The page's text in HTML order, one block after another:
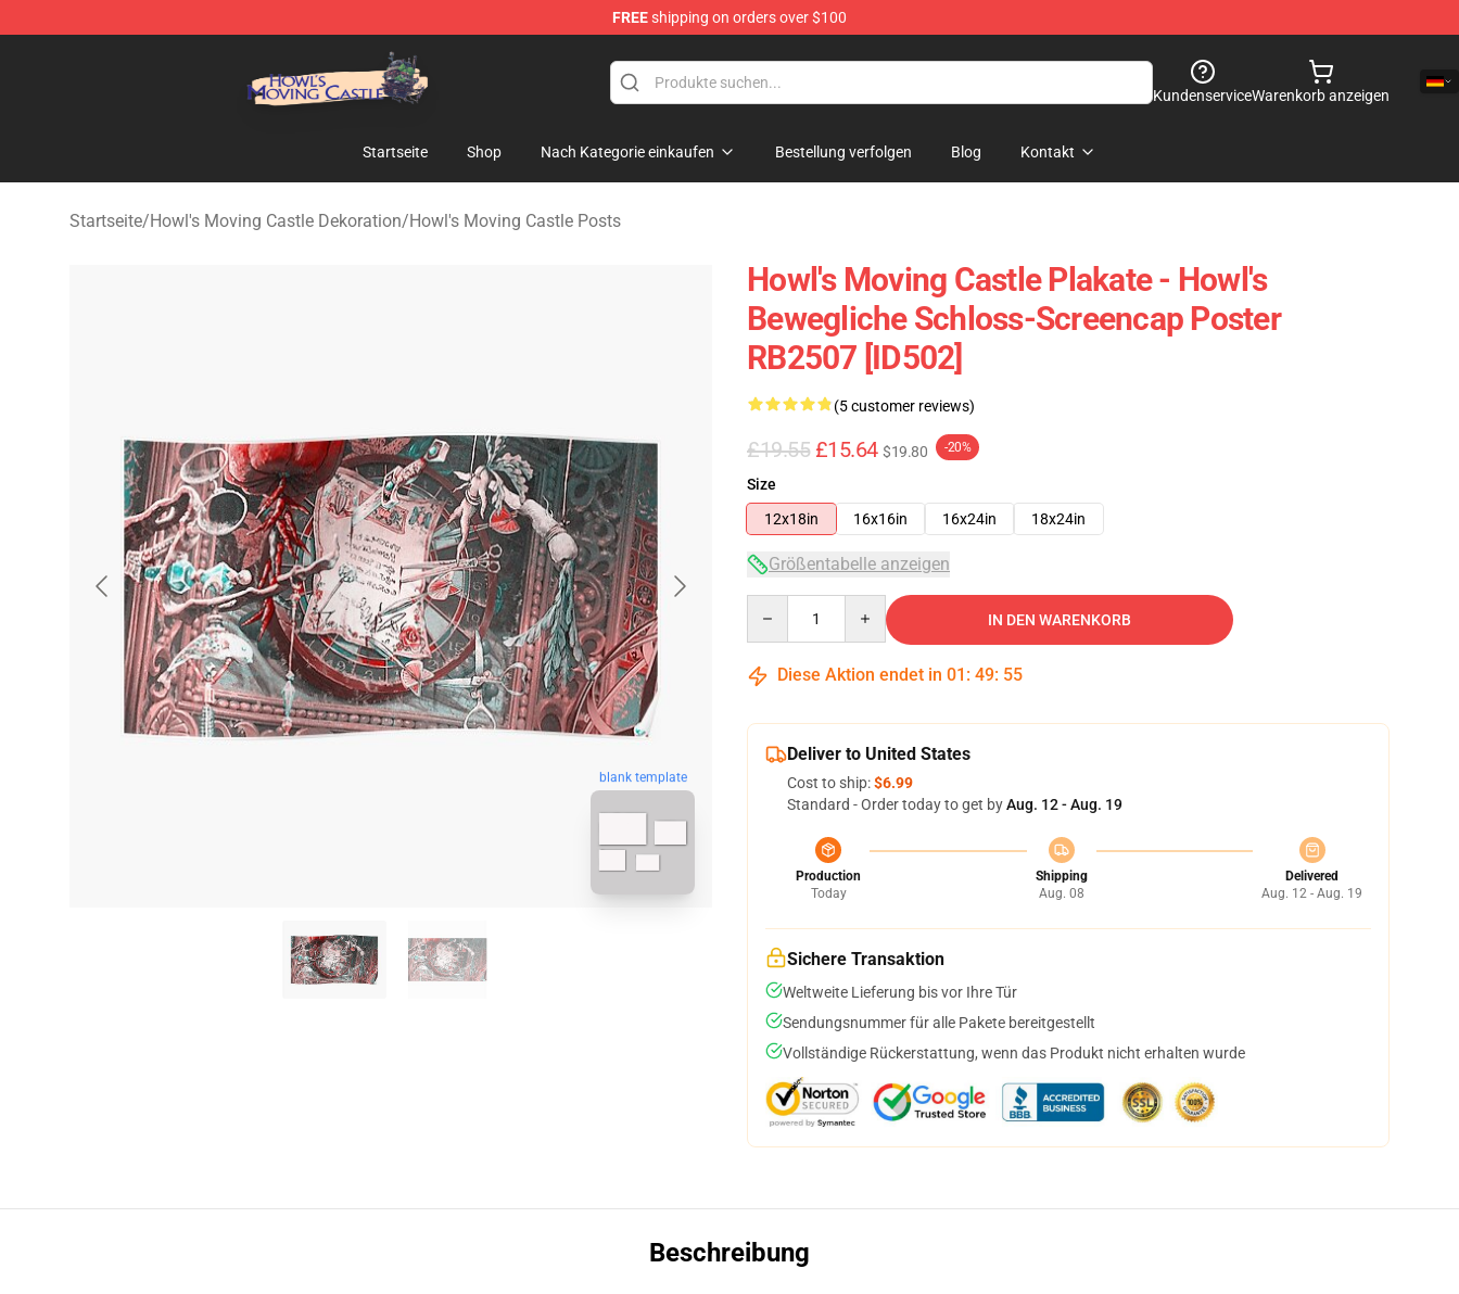
FREEshipping on orders over $100
Howl's Moving Castle Store - Official Howl's Moving Castle Merchandise Shop
KundenserviceWarenkorb anzeigen
Startseite Shop Nach Kategorie einkaufen Bestellung verfolgen Blog Kontakt
Startseite/Howl's Moving Castle Dekoration/Howl's Moving Castle Posts
blank template
Howl's Moving Castle Plakate - Howl's
Bewegliche Schloss-Screencap Poster
RB2507 [ID502]
(5 customer reviews)
£19.55 £15.64 $19.80 -20%
Size
12x18in
16x16in 16x24in 18x24in
Größentabelle anzeigen
IN DEN WARENKORB
Diese Aktion endet in 01 : 49: 54
Deliver to United States
Cost to ship:$6.99
Standard - Order today to get byAug. 12 - Aug. 19
Production
Today
Shipping
Aug. 08
Delivered
Aug. 12 - Aug. 19
Sichere Transaktion
Weltweite Lieferung bis vor Ihre Tür
Sendungsnummer für alle Pakete bereitgestellt
Vollständige Rückerstattung, wenn das Produkt nicht erhalten wurde
Beschreibung